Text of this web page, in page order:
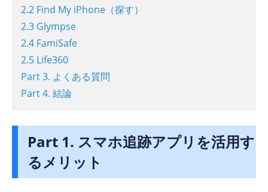
2.2 Find My iPhone（探す）
2.3 Glympse
2.4 FamiSafe
2.5 Life360
Part 3. よくある質問
Part 4. 結論
Part 1. スマホ追跡アプリを活用す
るメリット